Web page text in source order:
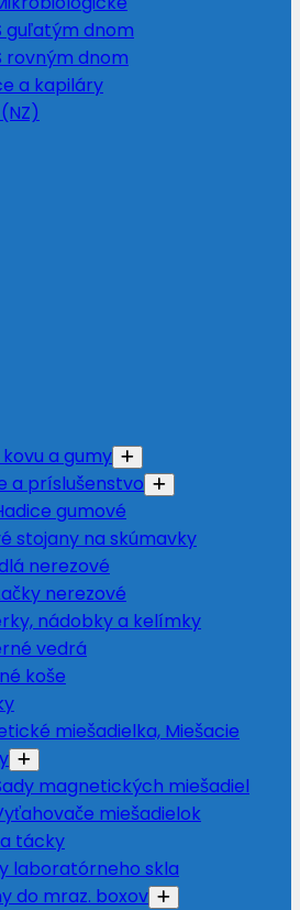
guľatým dnom
rovným dnom
a kapiláry
a gumy
a príslušenstvo
gumové
stojany na skúmavky
nerezové
nerezové
nádobky a kelímky
vedrá
koše
miešadielka, Miešacie
magnetických miešadiel
miešadielok
tácky
laboratórneho skla
do mraz. boxov